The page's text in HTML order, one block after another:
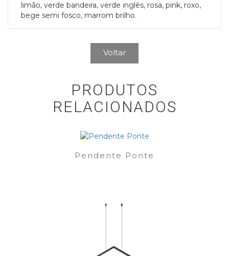
limão, verde bandeira, verde inglês, rosa, pink, roxo,
bege semi fosco, marrom brilho.
Voltar
PRODUTOS
RELACIONADOS
Pendente Ponte